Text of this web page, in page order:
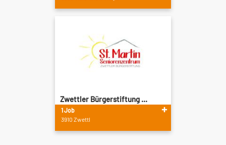
Zwettler Bürgerstiftung ...
1 Job
3910 Zwettl